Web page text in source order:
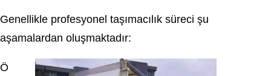
Genellikle profesyonel taşımacılık süreci şu
aşamalardan oluşmaktadır:
Ö